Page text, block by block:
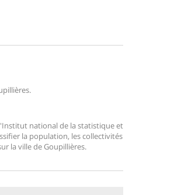
national de la statistique et
la population, les collectivités
la ville de Goupillières.